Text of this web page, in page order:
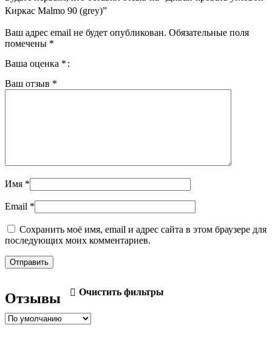
Отзывы Очистить фильтры
Киркас Malmo 90 (grey)”
Ваш адрес email не будет опубликован. Обязательные поля
помечены *
Ваша оценка *
Ваш отзыв *
Имя *
Email *
Сохранить моё имя, email и адрес сайта в этом браузере для
последующих моих комментариев.